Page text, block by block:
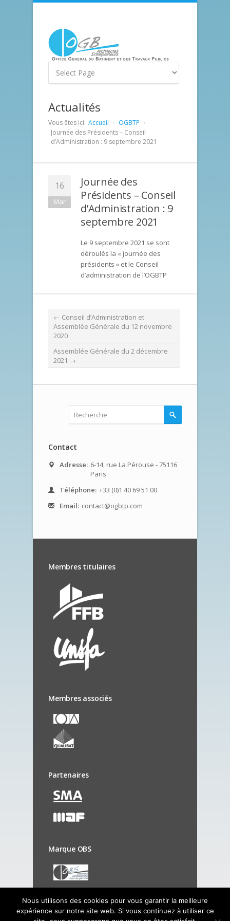
Actualités
Vous êtes ici: Accueil
OGBTP
Journée des Présidents – Conseil
d’Administration : 9 septembre 2021
16
Mar
Journée des
Présidents – Conseil
d’Administration : 9
septembre 2021
Le 9 septembre 2021 se sont
déroulés la « journée des
présidents » et le Conseil
d’administration de l’OGBTP
← Conseil d’Administration et
Assemblée Générale du 12 novembre
2020
Assemblée Générale du 2 décembre
2021 →
Contact
Adresse: 6-14, rue La Pérouse - 75116
Paris
Téléphone: +33 (0)1 40 69 51 00
Email: contact@ogbtp.com
Membres titulaires
Membres associés
Partenaires
Marque OBS
© Copyright 2019 - OGBTP - Tous droits
Nous utilisons des cookies pour vous garantir la meilleure
expérience sur notre site web. Si vous continuez à utiliser ce